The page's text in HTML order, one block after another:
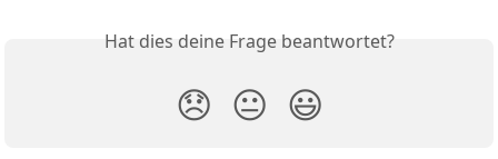
Hat dies deine Frage beantwortet?
😞 😐 😃